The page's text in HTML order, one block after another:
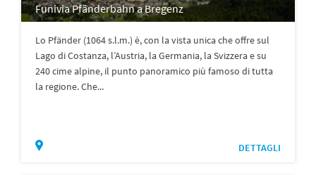
Funivia Pfänderbahn a Bregenz
Lo Pfänder (1064 s.l.m.) è, con la vista unica che offre sul
Lago di Costanza, l’Austria, la Germania, la Svizzera e su
240 cime alpine, il punto panoramico più famoso di tutta
la regione. Che...
DETTAGLI